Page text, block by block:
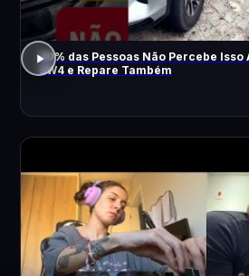
90% das Pessoas Não Percebe Isso
SW4 e Repare Também